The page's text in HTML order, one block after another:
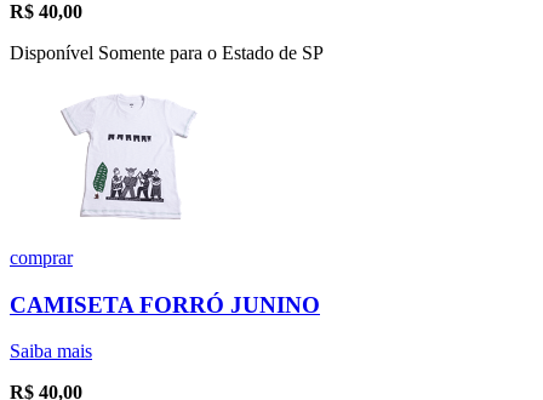
R$ 40,00
Disponível Somente para o Estado de SP
comprar
CAMISETA FORRÓ JUNINO
Saiba mais
R$ 40,00